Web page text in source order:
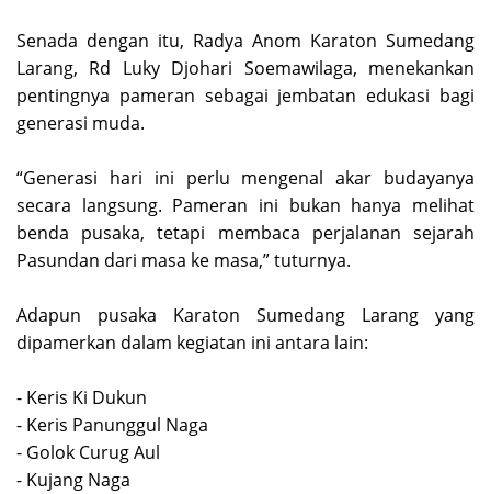
‎Senada dengan itu, Radya Anom Karaton Sumedang
Larang, Rd Luky Djohari Soemawilaga, menekankan
pentingnya pameran sebagai jembatan edukasi bagi
generasi muda.
‎“Generasi hari ini perlu mengenal akar budayanya
secara langsung. Pameran ini bukan hanya melihat
benda pusaka, tetapi membaca perjalanan sejarah
Pasundan dari masa ke masa,” tuturnya.
‎Adapun pusaka Karaton Sumedang Larang yang
dipamerkan dalam kegiatan ini antara lain:
‎- Keris Ki Dukun
‎- Keris Panunggul Naga
‎- Golok Curug Aul
‎- Kujang Naga